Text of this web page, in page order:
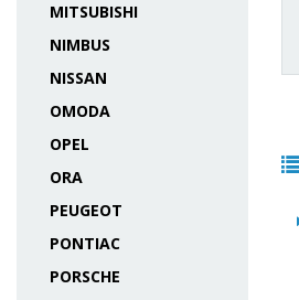
MITSUBISHI
NIMBUS
NISSAN
OMODA
OPEL
ORA
PEUGEOT
PONTIAC
PORSCHE